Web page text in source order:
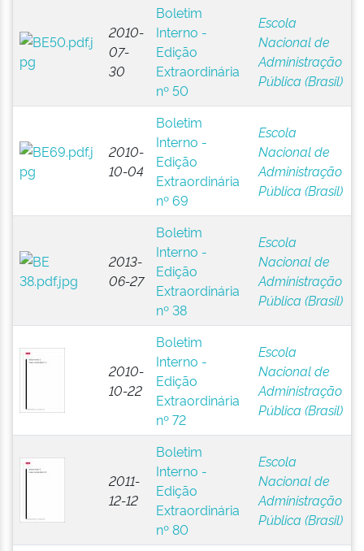
2010-
07-
30
Boletim
Interno -
Edição
Extraordinária
nº 50
Escola
Nacional de
Administração
Pública (Brasil)
2010-
10-04
Boletim
Interno -
Edição
Extraordinária
nº 69
Escola
Nacional de
Administração
Pública (Brasil)
2013-
06-27
Boletim
Interno -
Edição
Extraordinária
nº 38
Escola
Nacional de
Administração
Pública (Brasil)
2010-
10-22
Boletim
Interno -
Edição
Extraordinária
nº 72
Escola
Nacional de
Administração
Pública (Brasil)
2011-
12-12
Boletim
Interno -
Edição
Extraordinária
nº 80
Escola
Nacional de
Administração
Pública (Brasil)